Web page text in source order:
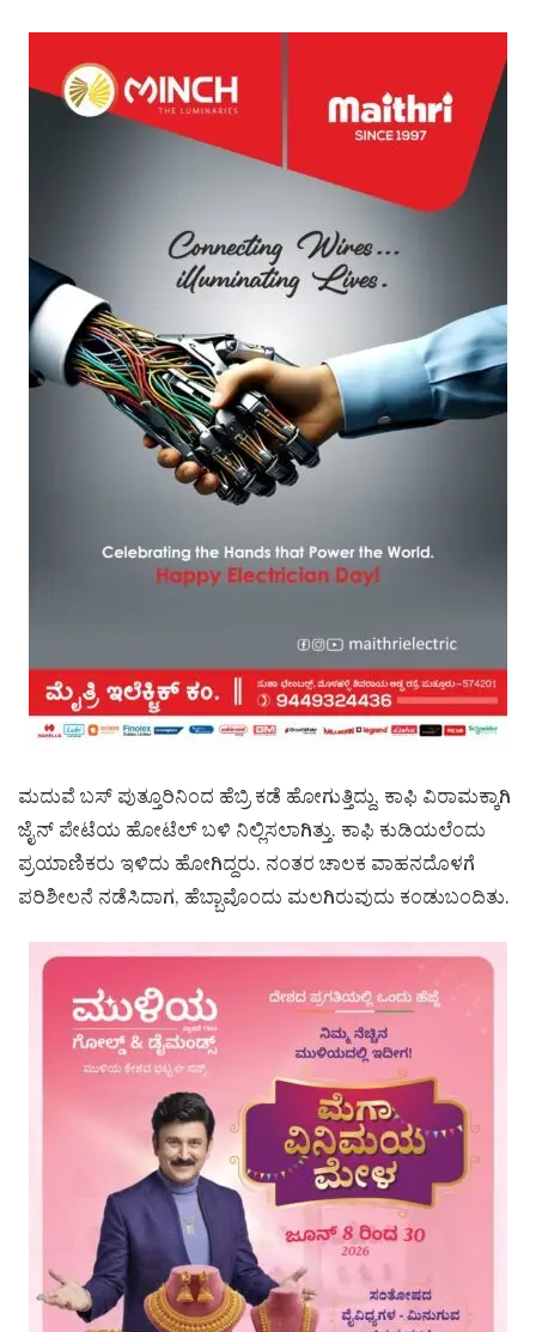
ಮದುವೆ ಬಸ್ ಪುತ್ತೂರಿನಿಂದ ಹೆಬ್ರಿ ಕಡೆ ಹೋಗುತ್ತಿದ್ದು, ಕಾಫಿ ವಿರಾಮಕ್ಕಾಗಿ
ಜೈನ್ ಪೇಟೆಯ ಹೋಟೆಲ್ ಬಳಿ ನಿಲ್ಲಿಸಲಾಗಿತ್ತು. ಕಾಫಿ ಕುಡಿಯಲೆಂದು
ಪ್ರಯಾಣಿಕರು ಇಳಿದು ಹೋಗಿದ್ದರು. ನಂತರ ಚಾಲಕ ವಾಹನದೊಳಗೆ
ಪರಿಶೀಲನೆ ನಡೆಸಿದಾಗ, ಹೆಬ್ಬಾವೊಂದು ಮಲಗಿರುವುದು ಕಂಡುಬಂದಿತು.